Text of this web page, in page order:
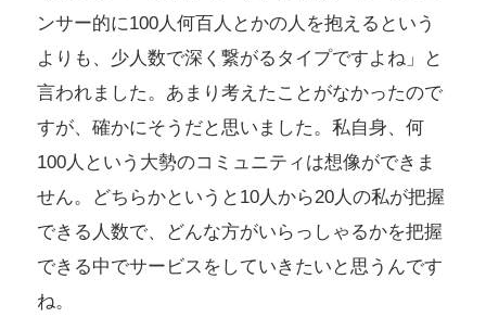
ンサー的に100人何百人とかの人を抱えるという
よりも、少人数で深く繋がるタイプですよね」と
言われました。あまり考えたことがなかったので
すが、確かにそうだと思いました。私自身、何
100人という大勢のコミュニティは想像ができま
せん。どちらかというと10人から20人の私が把握
できる人数で、どんな方がいらっしゃるかを把握
できる中でサービスをしていきたいと思うんです
ね。